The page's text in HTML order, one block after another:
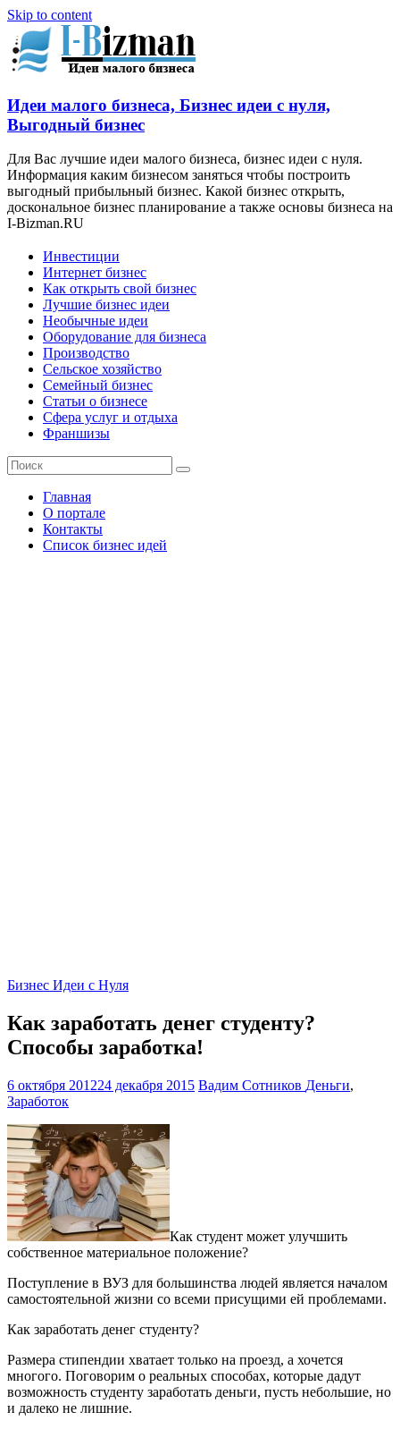
Skip to content
Идеи малого бизнеса, Бизнес идеи с нуля,
Выгодный бизнес
Для Вас лучшие идеи малого бизнеса, бизнес идеи с нуля.
Информация каким бизнесом заняться чтобы построить
выгодный прибыльный бизнес. Какой бизнес открыть,
доскональное бизнес планирование а также основы бизнеса на
I-Bizman.RU
Инвестиции
Интернет бизнес
Как открыть свой бизнес
Лучшие бизнес идеи
Необычные идеи
Оборудование для бизнеса
Производство
Сельское хозяйство
Семейный бизнес
Статьи о бизнесе
Сфера услуг и отдыха
Франшизы
Главная
О портале
Контакты
Список бизнес идей
Бизнес Идеи с Нуля
Как заработать денег студенту?
Способы заработка!
6 октября 201224 декабря 2015 Вадим Сотников Деньги,
Заработок
Как студент может улучшить
собственное материальное положение?
Поступление в ВУЗ для большинства людей является началом
самостоятельной жизни со всеми присущими ей проблемами.
Как заработать денег студенту?
Размера стипендии хватает только на проезд, а хочется
многого. Поговорим о реальных способах, которые дадут
возможность студенту заработать деньги, пусть небольшие, но
и далеко не лишние.